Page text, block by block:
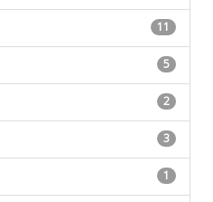
11
5
2
3
1